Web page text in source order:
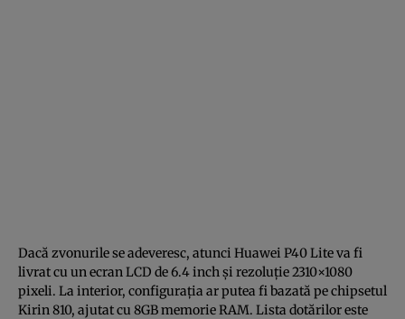
Dacă zvonurile se adeveresc, atunci Huawei P40 Lite va fi
livrat cu un ecran LCD de 6.4 inch şi rezoluţie 2310×1080
pixeli. La interior, configuraţia ar putea fi bazată pe chipsetul
Kirin 810, ajutat cu 8GB memorie RAM. Lista dotărilor este